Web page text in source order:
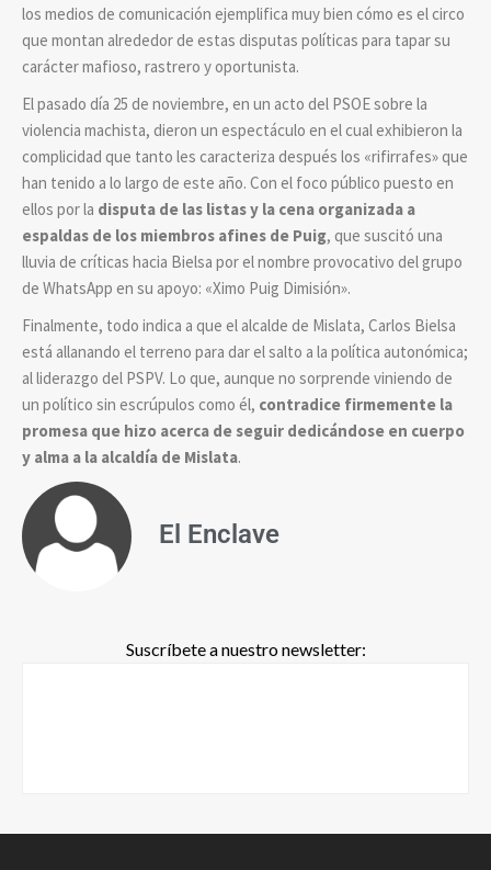
los medios de comunicación ejemplifica muy bien cómo es el circo
que montan alrededor de estas disputas políticas para tapar su
carácter mafioso, rastrero y oportunista.
El pasado día 25 de noviembre, en un acto del PSOE sobre la
violencia machista, dieron un espectáculo en el cual exhibieron la
complicidad que tanto les caracteriza después los «rifirrafes» que
han tenido a lo largo de este año. Con el foco público puesto en
ellos por la disputa de las listas y la cena organizada a
espaldas de los miembros afines de Puig, que suscitó una
lluvia de críticas hacia Bielsa por el nombre provocativo del grupo
de WhatsApp en su apoyo: «Ximo Puig Dimisión».
Finalmente, todo indica a que el alcalde de Mislata, Carlos Bielsa
está allanando el terreno para dar el salto a la política autonómica;
al liderazgo del PSPV. Lo que, aunque no sorprende viniendo de
un político sin escrúpulos como él, contradice firmemente la
promesa que hizo acerca de seguir dedicándose en cuerpo
y alma a la alcaldía de Mislata.
El Enclave
Suscríbete a nuestro newsletter: